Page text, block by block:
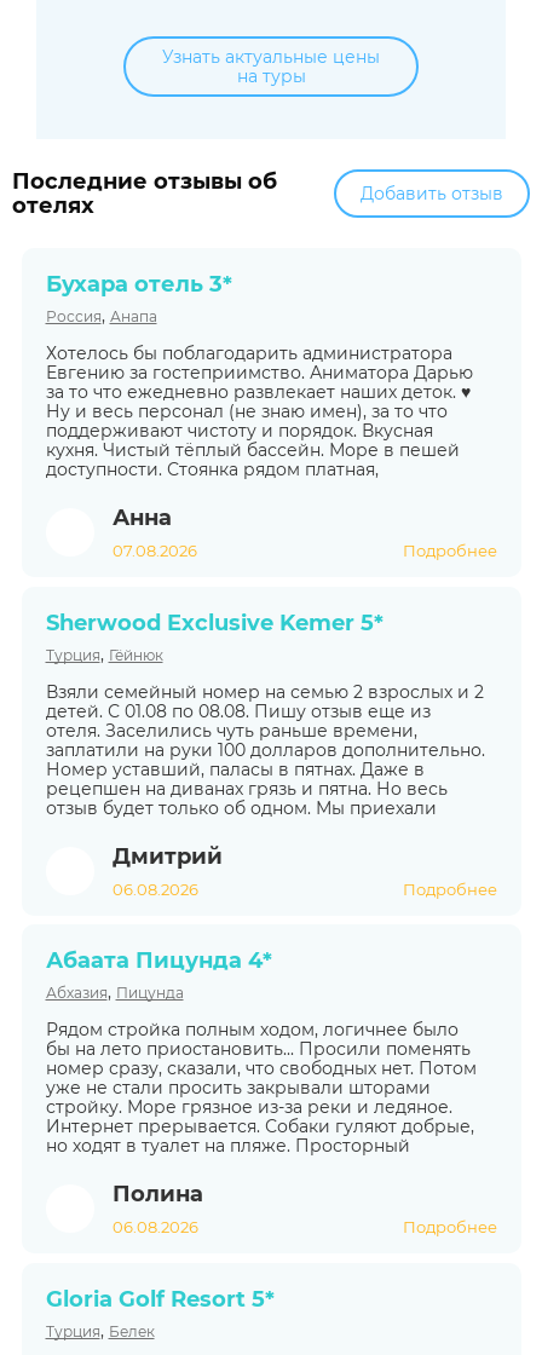
Узнать актуальные цены
на туры
Последние отзывы об
отелях
Добавить отзыв
Бухара отель 3*
Россия, Анапа
Хотелось бы поблагодарить администратора
Евгению за гостеприимство. Аниматора Дарью
за то что ежедневно развлекает наших деток. ♥️
Ну и весь персонал (не знаю имен), за то что
поддерживают чистоту и порядок. Вкусная
кухня. Чистый тёплый бассейн. Море в пешей
доступности. Стоянка рядом платная,
Анна
07.08.2026 Подробнее
Sherwood Exclusive Kemer 5*
Турция, Гёйнюк
Взяли семейный номер на семью 2 взрослых и 2
детей. С 01.08 по 08.08. Пишу отзыв еще из
отеля. Заселились чуть раньше времени,
заплатили на руки 100 долларов дополнительно.
Номер уставший, паласы в пятнах. Даже в
рецепшен на диванах грязь и пятна. Но весь
отзыв будет только об одном. Мы приехали
Дмитрий
06.08.2026 Подробнее
Абаата Пицунда 4*
Абхазия, Пицунда
Рядом стройка полным ходом, логичнее было
бы на лето приостановить... Просили поменять
номер сразу, сказали, что свободных нет. Потом
уже не стали просить закрывали шторами
стройку. Море грязное из-за реки и ледяное.
Интернет прерывается. Собаки гуляют добрые,
но ходят в туалет на пляже. Просторный
Полина
06.08.2026 Подробнее
Gloria Golf Resort 5*
Турция, Белек